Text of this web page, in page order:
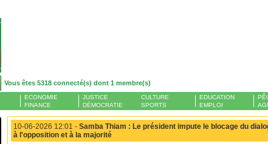
Vous êtes 5318 connecté(s) dont 1 membre(s)
ECONOMIE
FINANCE
JUSTICE
DÉMOCRATIE
CULTURE
SPORTS
EDUCATION
EMPLOI
10-06-2026 12:01 - Samba Thiam : Le président impute le blocage du
à l'opposition et à la majorité